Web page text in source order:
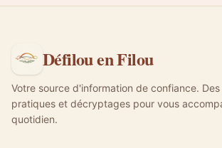
Défilou en Filou
Votre source d'information de confiance.
pratiques et décryptages pour vous
quotidien.